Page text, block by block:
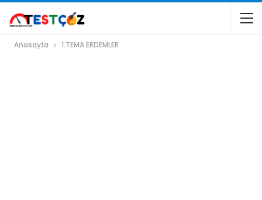
Anasayfa 1.TEMA ERDEMLER